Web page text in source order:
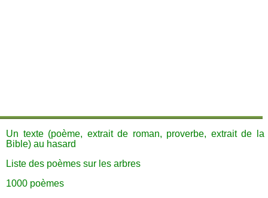
Un texte (poème, extrait de roman, proverbe, extrait de la
Bible) au hasard
Liste des poèmes sur les arbres
1000 poèmes